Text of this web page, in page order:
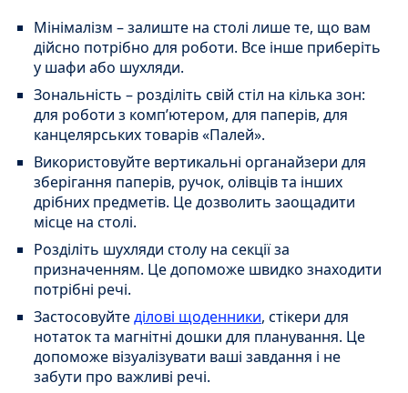
Мінімалізм – залиште на столі лише те, що вам
дійсно потрібно для роботи. Все інше приберіть
у шафи або шухляди.
Зональність – розділіть свій стіл на кілька зон:
для роботи з комп’ютером, для паперів, для
канцелярських товарів «Палей».
Використовуйте вертикальні органайзери для
зберігання паперів, ручок, олівців та інших
дрібних предметів. Це дозволить заощадити
місце на столі.
Розділіть шухляди столу на секції за
призначенням. Це допоможе швидко знаходити
потрібні речі.
Застосовуйтеділові щоденники, стікери для
нотаток та магнітні дошки для планування. Це
допоможе візуалізувати ваші завдання і не
забути про важливі речі.